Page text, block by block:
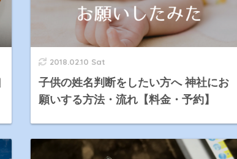
2018.02.10 Sat
子供の姓名判断をしたい方へ 神社にお
願いする方法・流れ【料金・予約】